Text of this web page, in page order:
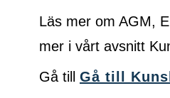
Läs mer om AGM,
mer i vårt avsnitt
Gå till Gå till